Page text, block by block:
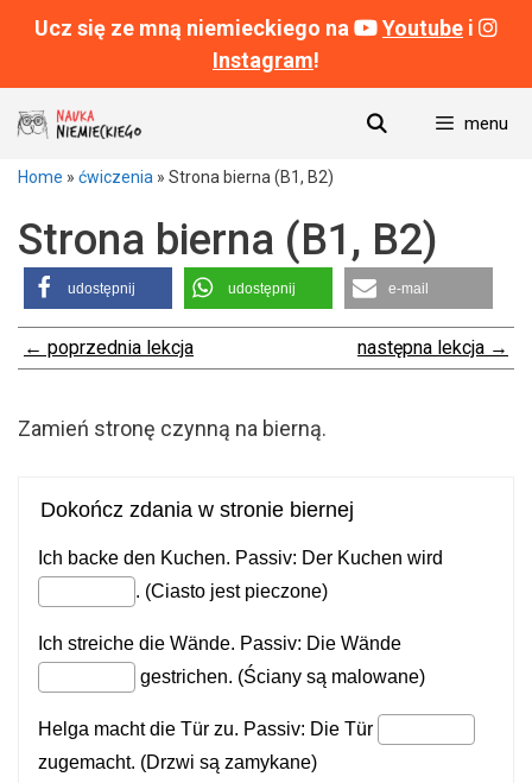
Ucz się ze mną niemieckiego na Youtube i
Instagram!
do
treści
menu
Home » ćwiczenia » Strona bierna (B1, B2)
Strona bierna (B1, B2)
udostępnij udostępnij e-mail
← poprzednia lekcja następna lekcja →
Zamień stronę czynną na bierną.